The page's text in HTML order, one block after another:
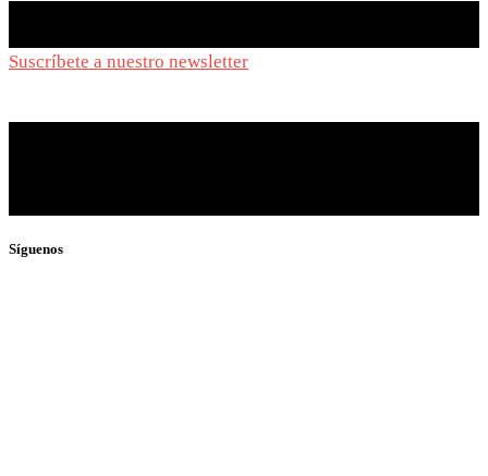
Suscríbete a nuestro newsletter
Síguenos